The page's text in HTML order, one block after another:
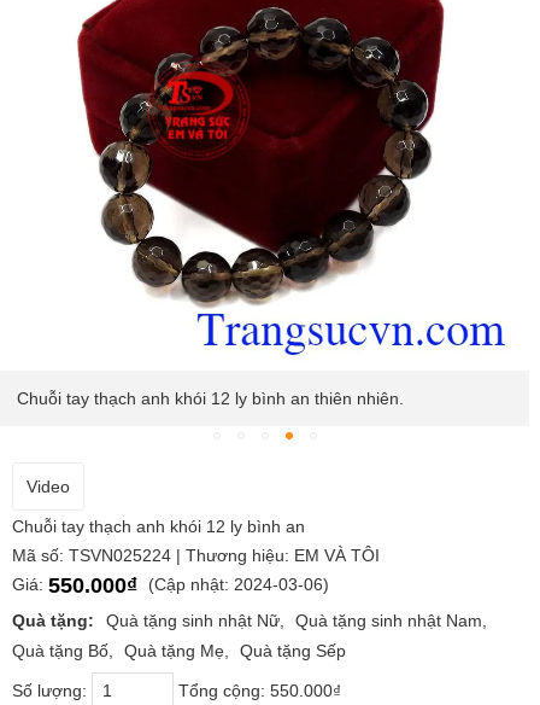
Chuỗi tay thạch anh khói 12 ly bình an thiên nhiên.
Video
Chuỗi tay thạch anh khói 12 ly bình an
Mã số: TSVN025224 | Thương hiệu: EM VÀ TÔI
Giá: 550.000₫
(Cập nhật: 2024-03-06)
Quà tặng:
Quà tặng sinh nhật Nữ
Quà tặng sinh nhật Nam
Quà tặng Bố
Quà tặng Mẹ Quà tặng Sếp
Số lượng: Tổng cộng: 550.000₫